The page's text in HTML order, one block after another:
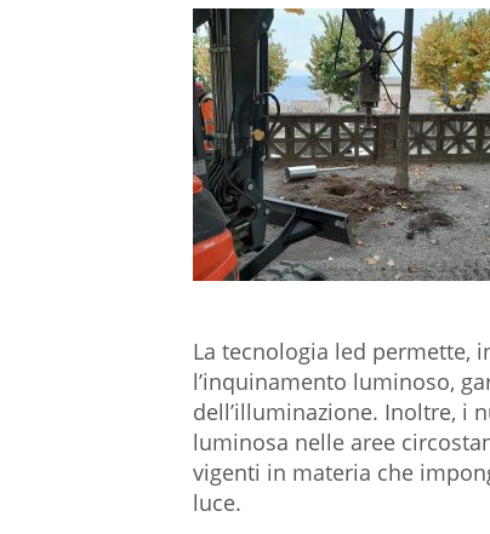
La tecnologia led permette,
l’inquinamento luminoso,
dell’illuminazione. Inoltre, i
luminosa nelle aree
vigenti in materia che
luce.